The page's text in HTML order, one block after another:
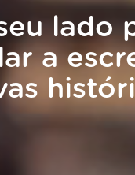
lado
a